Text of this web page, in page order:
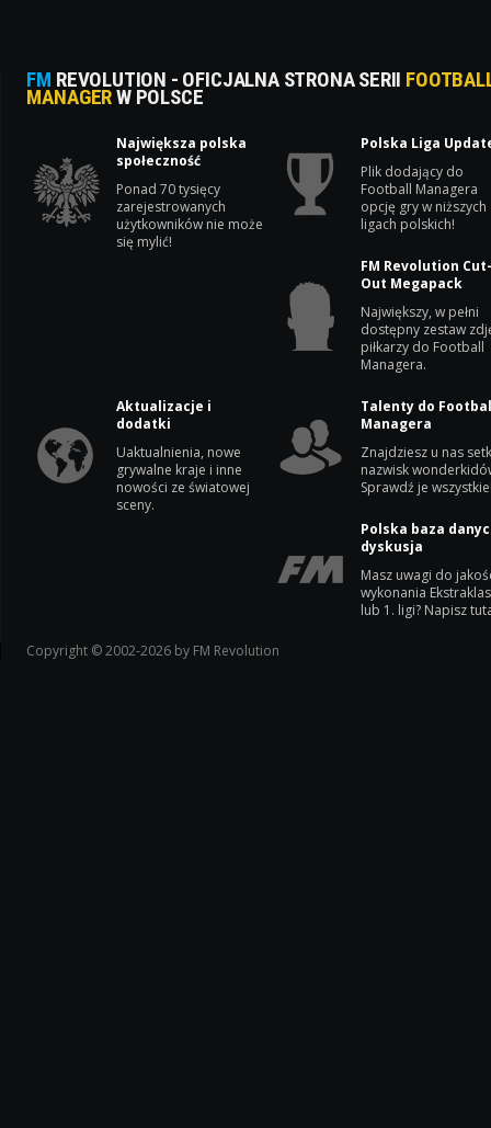
FM REVOLUTION - OFICJALNA STRONA SERII
MANAGERW POLSCE
Największa polska
społeczność
Ponad 70 tysięcy
zarejestrowanych
użytkowników nie może
się mylić!
Polska Liga
Plik dodający do
Football Managera
opcję gry w niższych
ligach polskich!
FM Revolution
Out Megapack
Największy, w pełni
dostępny zestaw
piłkarzy do Football
Managera.
Aktualizacje i
dodatki
Uaktualnienia, nowe
grywalne kraje i inne
nowości ze światowej
sceny.
Talenty do
Managera
Znajdziesz u nas
nazwisk
Sprawdź je
Polska baza
dyskusja
Masz uwagi do
wykonania
lub 1. ligi? Napisz
Copyright © 2002-2026 by FM Revolution